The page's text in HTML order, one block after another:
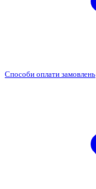
Способи оплати замовлень